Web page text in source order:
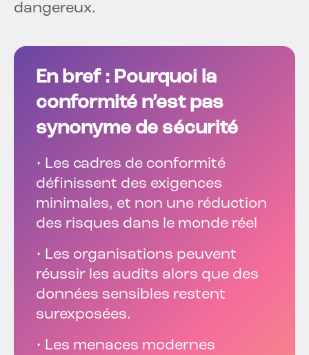
dangereux.
En bref : Pourquoi la
conformité n’est pas
synonyme de sécurité
• Les cadres de conformité
définissent des exigences
minimales, et non une réduction
des risques dans le monde réel
• Les organisations peuvent
réussir les audits alors que des
données sensibles restent
surexposées.
• Les menaces modernes